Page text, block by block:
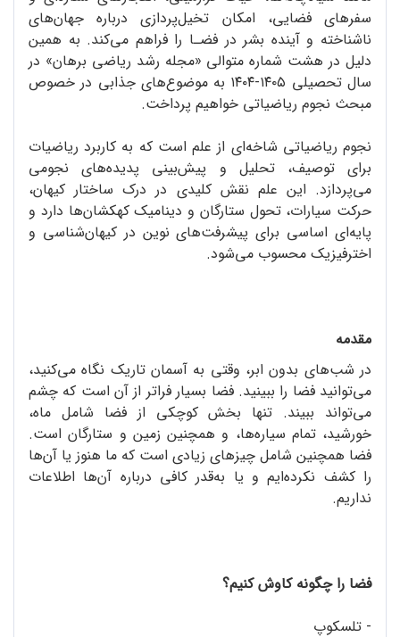
سفرهای فضایی، امکان تخیل‌پردازی درباره‌ جهان‌های
ناشناخته و آینده‌ بشر در فضـا را فراهم می‌کند. به همین
دلیل در هشت شماره‌ متوالی «مجله‌ رشد ریاضی برهان» در
سال تحصیلی ۱۴۰۵-۱۴۰۴ به موضوع‌های جذابی در خصوص
مبحث نجوم ریاضیاتی خواهیم پرداخت.
نجوم ریاضیاتی شاخه‌ای از علم است که به کاربرد ریاضیات
برای توصیف، تحلیل و پیش‌بینی پدیده‌های نجومی
می‌پردازد. این علم نقش کلیدی در درک ساختار کیهان،
حرکت سیارات، تحول ستارگان و دینامیک کهکشان‌ها دارد و
پایه‌ای اساسی برای پیشرفت‌های نوین در کیهان‌شناسی و
اخترفیزیک محسوب می‌شود.
مقدمه
در شب‌های بدون ابر، وقتی به آسمان تاریک نگاه می‌کنید،
می‌توانید فضا را ببینید. فضا بسیار فراتر از آن است که چشم
می‌تواند ببیند. تنها بخش کوچکی از فضا شامل ماه،
خورشید، تمام سیاره‌ها، و همچنین زمین و ستارگان است.
فضا همچنین شامل چیزهای زیادی است که ما هنوز یا آن‌ها
را کشف نکرده‌ایم و یا به‌قدر کافی درباره‌ آن‌ها اطلاعات
نداریم.
فضا را چگونه کاوش کنیم؟
- تلسکوپ